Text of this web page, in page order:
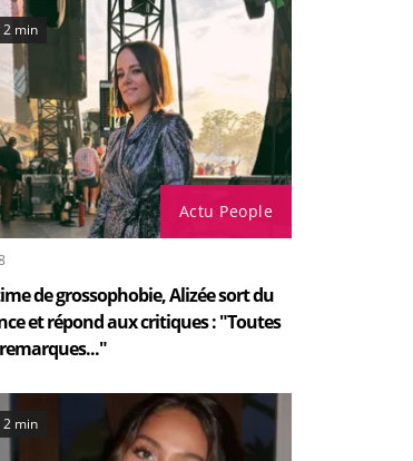
Actu People
2 min
de grossophobie, Alizée sort du
et répond aux critiques : "Toutes
2 min